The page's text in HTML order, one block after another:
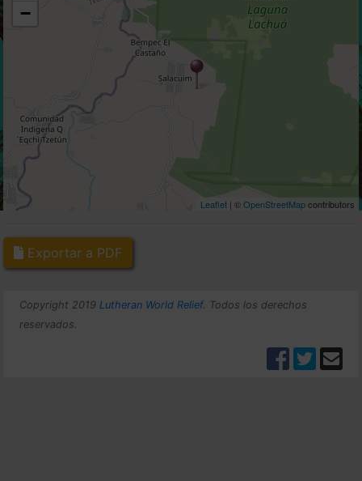
−
Leaflet| ©OpenStreetMapcontributors
Exportar a PDF
Copyright 2019 Lutheran World Relief. Todos los derechos
reservados.